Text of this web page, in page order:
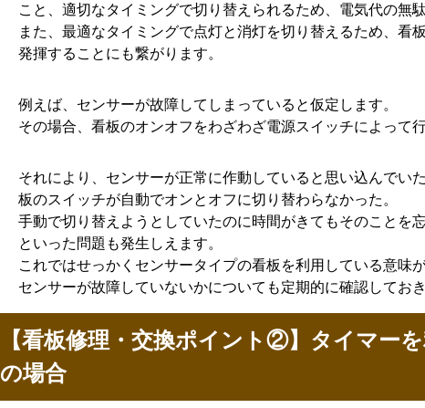
こと、適切なタイミングで切り替えられるため、電気代の無
また、最適なタイミングで点灯と消灯を切り替えるため、看
発揮することにも繋がります。
例えば、センサーが故障してしまっていると仮定します。
その場合、看板のオンオフをわざわざ電源スイッチによって
それにより、センサーが正常に作動していると思い込んでい
板のスイッチが自動でオンとオフに切り替わらなかった。
手動で切り替えようとしていたのに時間がきてもそのことを
といった問題も発生しえます。
これではせっかくセンサータイプの看板を利用している意味
センサーが故障していないかについても定期的に確認しておき
【看板修理・交換ポイント②】タイマー
の場合